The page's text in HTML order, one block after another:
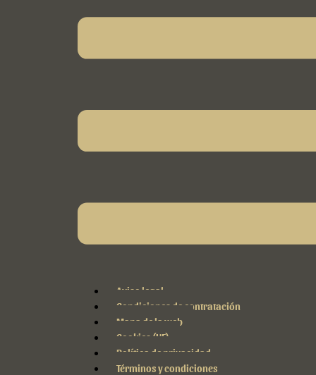
Aviso legal
Condiciones de contratación
Mapa de la web
Cookies (UE)
Política de privacidad
Términos y condiciones